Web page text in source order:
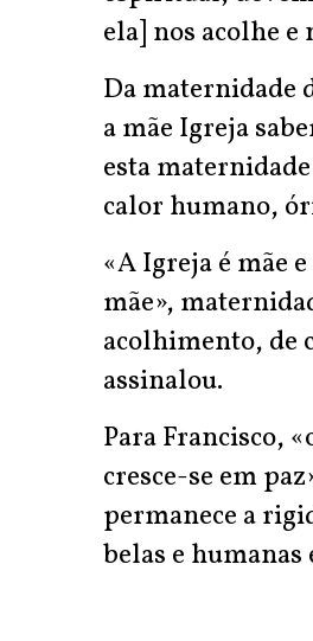
ela] nos acolhe e
Da maternidade
a mãe Igreja
esta
calor humano,
«A Igreja é mãe
mãe»,
acolhimento, de
assinalou.
Para Francisco,
cresce-se em
permanece a
belas e